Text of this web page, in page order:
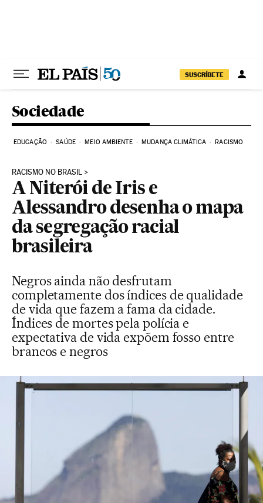
SUSCRÍBETE
Sociedade
EDUCAÇÃO SAÚDE MEIO AMBIENTE MUDANÇA CLIMÁTICA RACISMO
RACISMO NO BRASIL
A Niterói de Iris e
Alessandro desenha o mapa
da segregação racial
brasileira
Negros ainda não desfrutam
completamente dos índices de qualidade
de vida que fazem a fama da cidade.
Índices de mortes pela polícia e
expectativa de vida expõem fosso entre
brancos e negros